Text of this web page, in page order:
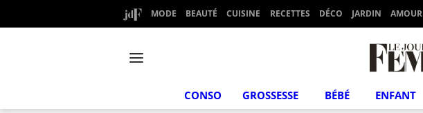
MODE BEAUTÉ CUISINE RECETTES DÉCO JARDIN AMOUR
CONSO GROSSESSE BÉBÉ ENFANT